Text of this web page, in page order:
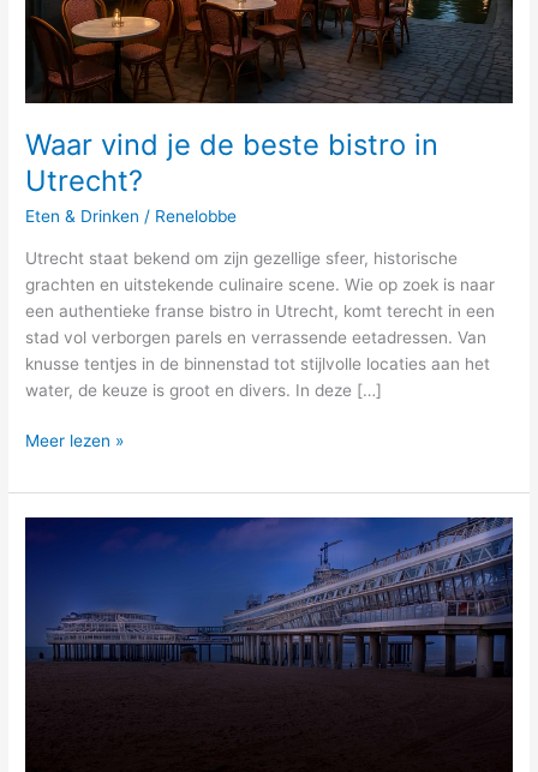
Waar vind je de beste bistro in
Utrecht?
Eten & Drinken / Renelobbe
Utrecht staat bekend om zijn gezellige sfeer, historische
grachten en uitstekende culinaire scene. Wie op zoek is naar
een authentieke franse bistro in Utrecht, komt terecht in een
stad vol verborgen parels en verrassende eetadressen. Van
knusse tentjes in de binnenstad tot stijlvolle locaties aan het
water, de keuze is groot en divers. In deze […]
Meer lezen »
Scheveningen:
lunchen,
wandelen